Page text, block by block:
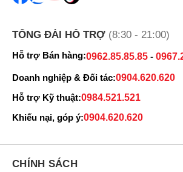
dụng và phù hợp với nhiều phong cách
TỔNG ĐÀI HỖ TRỢ (8:30 - 21:00)
Hỗ trợ Bán hàng:0962.85.85.85 -
Doanh nghiệp & Đối tác:0904.620.620
Hỗ trợ Kỹ thuật:0984.521.521
Khiếu nại, góp ý:0904.620.620
CHÍNH SÁCH